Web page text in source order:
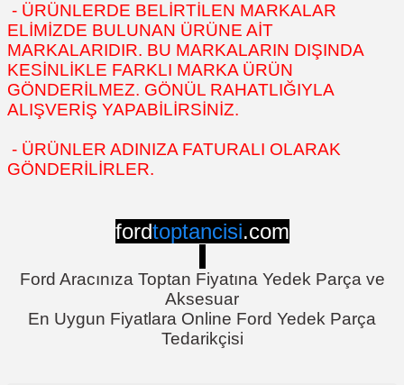
- ÜRÜNLERDE BELİRTİLEN MARKALAR
ELİMİZDE BULUNAN ÜRÜNE AİT
MARKALARIDIR. BU MARKALARIN DIŞINDA
KESİNLİKLE FARKLI MARKA ÜRÜN
GÖNDERİLMEZ. GÖNÜL RAHATLIĞIYLA
ALIŞVERİŞ YAPABİLİRSİNİZ.
- ÜRÜNLER ADINIZA FATURALI OLARAK
GÖNDERİLİRLER.
fordtoptancisi.com
Ford Aracınıza Toptan Fiyatına Yedek Parça ve
Aksesuar
En Uygun Fiyatlara Online Ford Yedek Parça
Tedarikçisi